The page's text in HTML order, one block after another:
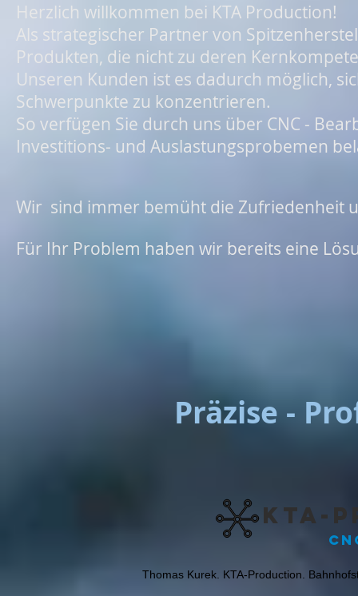
Herzlich willkommen bei KTA Production!
Als strategischer Partner von
Produkten, die nicht zu deren
Unseren Kunden ist es dadurch möglich,
Schwerpunkte zu konzentrieren.
So verfügen Sie durch uns über CNC -
Investitions- und Auslastungsprobemen
Wir sind immer bemüht die Zufriedenheit
Für Ihr Problem haben wir bereits eine
Präzise -
KTA-
Thomas Kurek. KTA-Production.